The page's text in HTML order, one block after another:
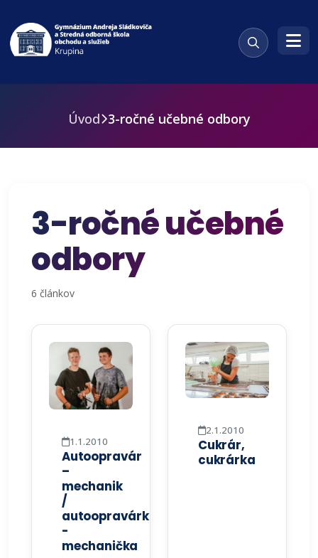
Úvod 3-ročné učebné odbory
3-ročné učebné
odbory
6 článkov
1.1.2010
Autoopravár
–
mechanik
/
autoopravárka
-
mechanička
2.1.2010
Cukrár,
cukrárka